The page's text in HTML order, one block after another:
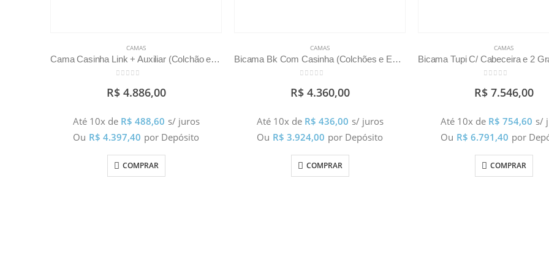
CAMAS
Cama Casinha Link + Auxiliar (Colchão e Grades Vendidos Separadamente)
R$4.886,00
Até 10x de R$ 488,60 s/ juros
Ou R$ 4.397,40 por Depósito
COMPRAR
CAMAS
Bicama Bk Com Casinha (Colchões e Escorrega Vendidos Separadamente)
R$4.360,00
Até 10x de R$ 436,00 s/ juros
Ou R$ 3.924,00 por Depósito
COMPRAR
CAMAS
R$7.546,00
Até 10x de R$ 754,60 s/
Ou R$ 6.791,40 por
COMPRAR